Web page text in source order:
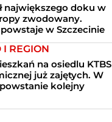
największego doku w
zwodowany.
w Szczecinie
REGION
na osiedlu KTBS
już zajętych. W
kolejny